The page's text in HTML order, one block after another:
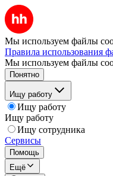
Мы используем файлы
Правила использования
Мы используем файлы
Понятно
Ищу работу
Ищу работу
Ищу работу
Ищу сотрудника
Сервисы
Помощь
Ещё